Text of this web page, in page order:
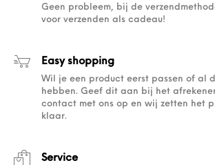
Geen probleem, bij de
voor verzenden als cadeau!
Easy shopping
Wil je een product eerst passen of al
hebben. Geef dit aan bij het
contact met ons op en wij zetten het
klaar.
Service